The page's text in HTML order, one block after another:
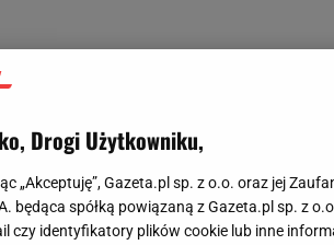
Drogi Użytkowniku,
„Akceptuję”, Gazeta.pl sp. z o.o. oraz jej
będąca spółką powiązaną z Gazeta.pl sp. z
czy identyfikatory plików cookie lub inne